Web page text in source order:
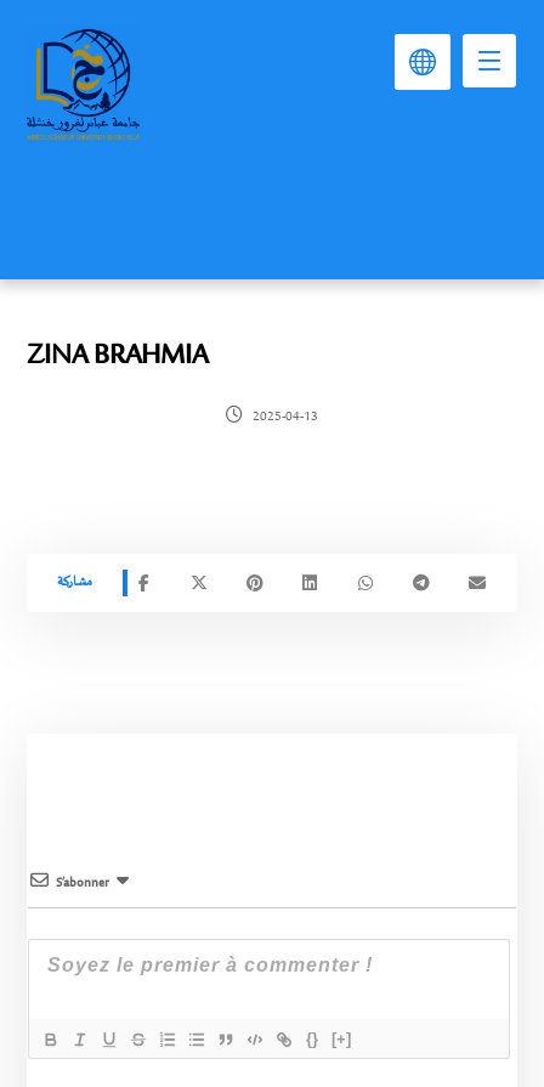
ZINA BRAHMIA
2025-04-13
S’abonner
{} [+]